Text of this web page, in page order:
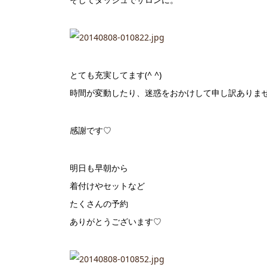
とても充実してます(^ ^)
時間が変動したり、迷惑をおかけして申し訳ありま
感謝です♡
明日も早朝から
着付けやセットなど
たくさんの予約
ありがとうございます♡